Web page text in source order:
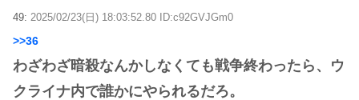
49: 2025/02/23(日) 18:03:52.80 ID:c92GVJGm0
>>36
わざわざ暗殺なんかしなくても戦争終わったら、ウ
クライナ内で誰かにやられるだろ。